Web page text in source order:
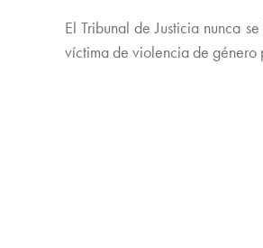
El Tribunal de Justicia nunca
víctima de violencia de género